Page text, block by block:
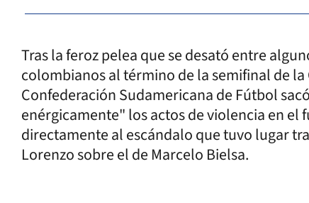
Tras la feroz pelea que se desató entre
colombianos al término de la semifinal de
Confederación Sudamericana de Fútbol
enérgicamente" los actos de violencia en
directamente al escándalo que tuvo lugar
Lorenzo sobre el de Marcelo Bielsa.